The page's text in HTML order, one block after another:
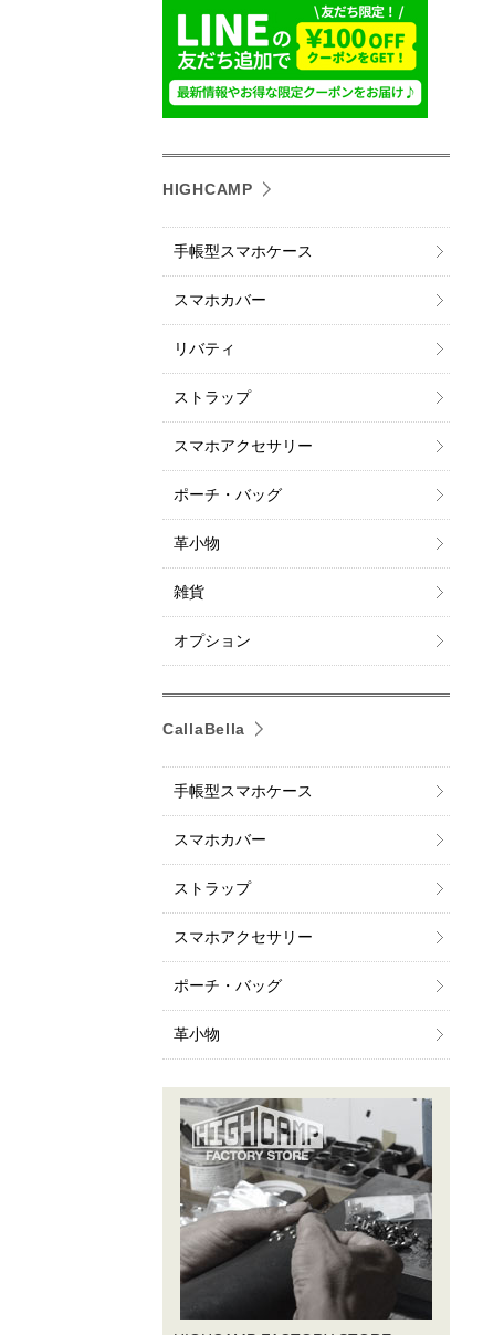
HIGHCAMP
手帳型スマホケース
スマホカバー
リバティ
ストラップ
スマホアクセサリー
ポーチ・バッグ
革小物
雑貨
オプション
CallaBella
手帳型スマホケース
スマホカバー
ストラップ
スマホアクセサリー
ポーチ・バッグ
革小物